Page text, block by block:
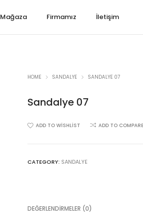
Mağaza Firmamız İletişim
HOME SANDALYE SANDALYE 07
Sandalye 07
ADD TO WISHLIST ADD TO COMPARE
CATEGORY: SANDALYE
DEĞERLENDIRMELER (0)